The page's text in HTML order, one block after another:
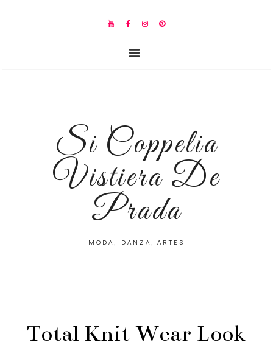
Si Coppelia
Vistiera De
Prada
MODA, DANZA, ARTES
Total Knit Wear Look